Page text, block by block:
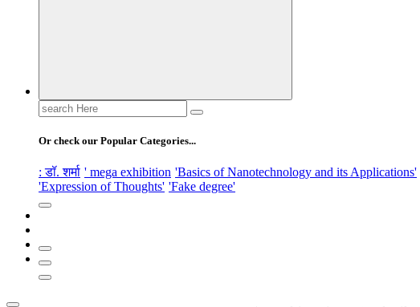
Search
for:
Or check our Popular Categories...
: डॉ. शर्मा ' mega exhibition 'Basics of Nanotechnology and its Applications'
'Expression of Thoughts' 'Fake degree'